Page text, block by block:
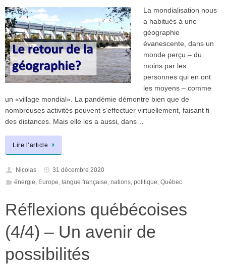
La mondialisation nous
a habitués à une
géographie
évanescente, dans un
monde perçu – du
moins par les
personnes qui en ont
les moyens – comme
un «village mondial». La pandémie démontre bien que de
nombreuses activités peuvent s’effectuer virtuellement, faisant fi
des distances. Mais elle les a aussi, dans…
Lire l’article
Nicolas
31 décembre 2020
énergie, Europe, langue française, nations, politique, Québec
Réflexions québécoises
(4/4) – Un avenir de
possibilités